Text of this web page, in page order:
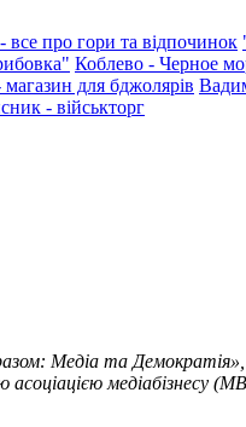
все про гори та відпочинок
Коблево - Черное
для бджолярів
- військторг
Медіа та
медіабізнесу